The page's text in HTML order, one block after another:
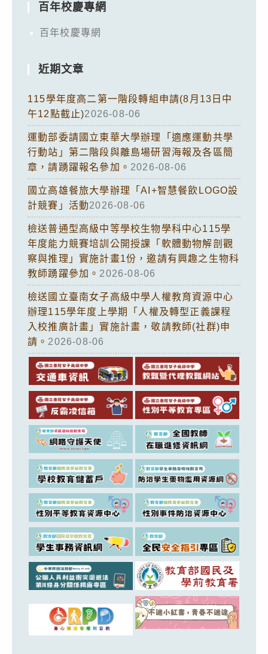
百年校慶專網
百年校慶專網
近期文章
115學年度高二第一階段轉組申請(8月13日中
午12點截止)2026-08-06
運動部委請國立東華大學辦理「適應運動共學
行動站」第二階段與離島場研習海報及各區簡
章，請踴躍報名參加。 2026-08-06
國立高雄餐旅大學辦理「AI+智慧餐飲LOGO設
計競賽」活動2026-08-06
檢送普通型高級中等學校生物學科中心115學
年度能力競賽培訓公開授課「軟體動物解剖觀
察與推理」實施計畫1份，邀請有興趣之生物科
教師踴躍參加。 2026-08-06
檢送國立臺南女子高級中學人權教育資源中心
辦理115學年度上學期「人權及轉型正義課程
入校推廣計畫」實施計畫，敬請教師(社群)申
請。 2026-08-06